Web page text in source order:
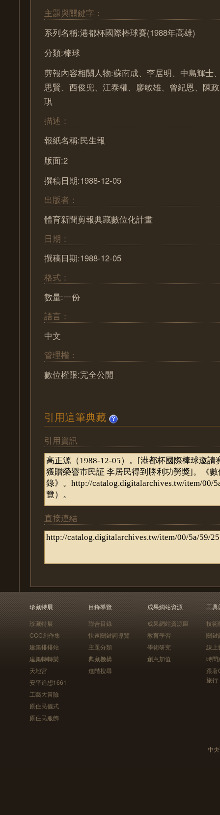
主題與關鍵字：
系列名稱:港都杯國際棒球賽(1988年高雄)
分類:棒球
剪報內容相關人物:蘇南成、李居明、中島輝士
思賢、西俊兜、江泰權、廖敏雄、曾紀恩、陳
琪
描述：
報紙名稱:民生報
版面:2
撰稿日期:1988-12-05
出版者：
體育新聞剪報典藏數位化計畫
日期：
撰稿日期:1988-12-05
格式：
數量:一份
語言：
中文
管理權：
數位權限:完全公開
引用這筆典藏
引用資訊
直接連結
珍藏特展
珍藏特展
CCC創作集
建築排排站
建築轉轉樂
天地宮
安平追想1661
工藝大冒險
原住民儀式
原住民服飾
目錄導覽
聯合目錄
快速關鍵詞導覽
主題分類
典藏機構
進階搜尋
成果網站資源
成果網站資源庫
教育學習
學術研究
創意加值
工具
技術
關鍵
線上
時間
跟
旅行
中